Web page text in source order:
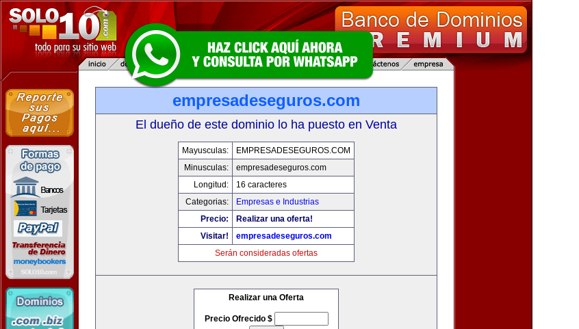
empresadeseguros.com
El dueño de este dominio lo ha puesto en Venta
Mayusculas:
EMPRESADESEGUROS.COM
Minusculas:
empresadeseguros.com
Longitud:
16 caracteres
Categorias:
Empresas e Industrias
Precio:
Realizar una oferta!
Visitar!
empresadeseguros.com
Serán consideradas ofertas
Realizar una Oferta
Precio Ofrecido $